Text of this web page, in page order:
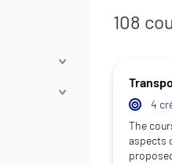
108
4
The
aspects